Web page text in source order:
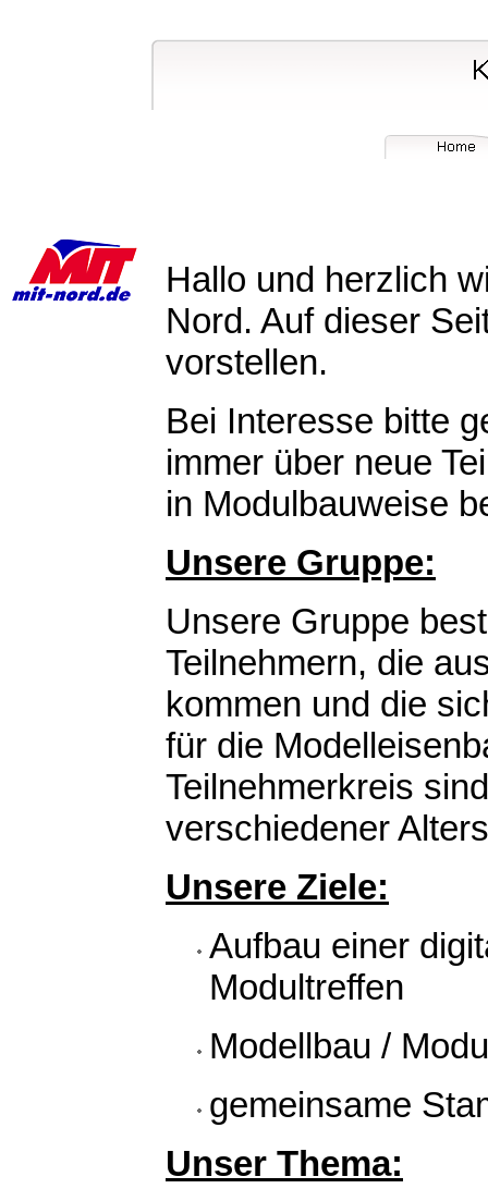
Hallo und herzlich
Nord. Auf dieser
vorstellen.
Bei Interesse bitte
immer über neue
in Modulbauweise
Unsere Gruppe:
Unsere Gruppe
Teilnehmern, die
kommen und die
für die
Teilnehmerkreis
verschiedener
Unsere Ziele:
Aufbau einer
Modultreffen
Modellbau /
gemeinsame
Unser Thema: